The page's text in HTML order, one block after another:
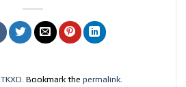
TKXD. Bookmark thepermalink.